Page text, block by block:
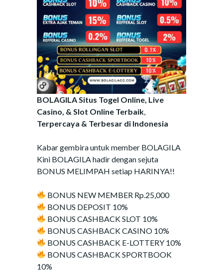
BOLAGILA Situs Togel Online, Live
Casino, & Slot Online Terbaik
Terpercaya & Terbesar di Indonesia
Kabar gembira untuk member BOLAGILA
Kini BOLAGILA hadir dengan sejuta
BONUS MELIMPAH setiap HARINYA!!
BONUS NEW MEMBER Rp.25,000
BONUS DEPOSIT 10%
BONUS CASHBACK SLOT 10%
BONUS CASHBACK CASINO 10%
BONUS CASHBACK E-LOTTERY 10%
BONUS CASHBACK SPORTBOOK
10%